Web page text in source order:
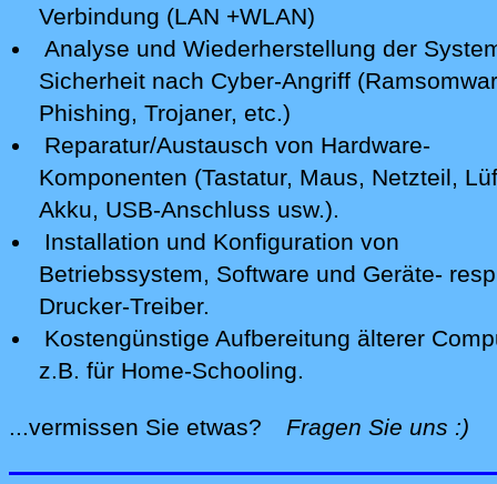
Verbindung (LAN +WLAN)
Analyse und Wiederherstellung der
Sicherheit nach Cyber-Angriff
Phishing, Trojaner, etc.)
Reparatur/Austausch von Hardware-
Komponenten (Tastatur, Maus, Netzteil,
Akku, USB-Anschluss usw.).
Installation und Konfiguration von
Betriebssystem, Software und Geräte-
Drucker-Treiber.
Kostengünstige Aufbereitung älterer
z.B. für Home-Schooling.
...vermissen Sie etwas? Fragen Sie uns :)